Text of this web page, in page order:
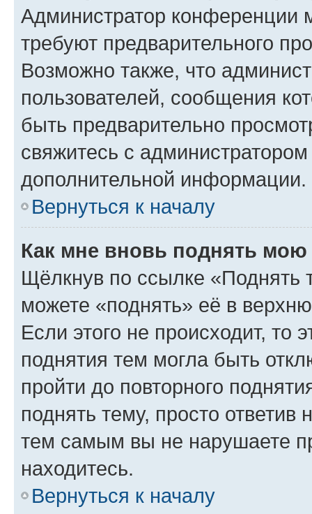
Администратор конференции
требуют предварительного
Возможно также, что
пользователей, сообщения
быть предварительно
свяжитесь с
дополнительной информации.
Вернуться к началу
Как мне вновь поднять мою
Щёлкнув по ссылке «Поднять
можете «поднять» её в
Если этого не происходит, то
поднятия тем могла быть
пройти до повторного
поднять тему, просто ответив
тем самым вы не нарушаете
находитесь.
Вернуться к началу